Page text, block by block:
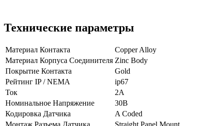
Технические параметры
Материал Контакта
Copper Alloy
Материал Корпуса Соединителя Zinc Body
Покрытие Контакта
Gold
Рейтинг IP / NEMA
ip67
Ток
2А
Номинальное Напряжение
30В
Кодировка Датчика
A Coded
Монтаж Разъема Датчика
Straight Panel Mount